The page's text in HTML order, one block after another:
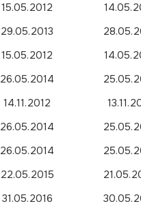
15.05.2012
29.05.2013
15.05.2012
26.05.2014
14.11.2012
26.05.2014
26.05.2014
22.05.2015
31.05.2016